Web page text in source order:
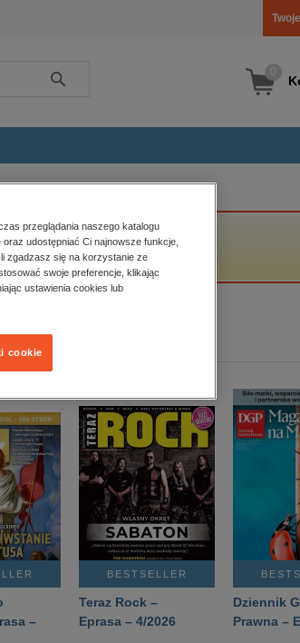
Szukaj
–
BESTSELLER
Teraz Rock –
Eprasa – 4/2026
Dziennik
Prawna –
przeglądania naszego katalogu
udostępniać Ci najnowsze funkcje,
zgadzasz się na korzystanie ze
swoje preferencje, klikając
ustawienia cookies lub
cookie